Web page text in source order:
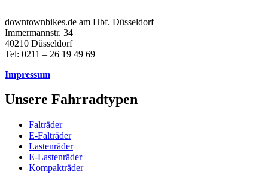
downtownbikes.de am Hbf. Düsseldorf
Immermannstr. 34
40210 Düsseldorf
Tel: 0211 – 26 19 49 69
Impressum
Unsere Fahrradtypen
Falträder
E-Falträder
Lastenräder
E-Lastenräder
Kompakträder